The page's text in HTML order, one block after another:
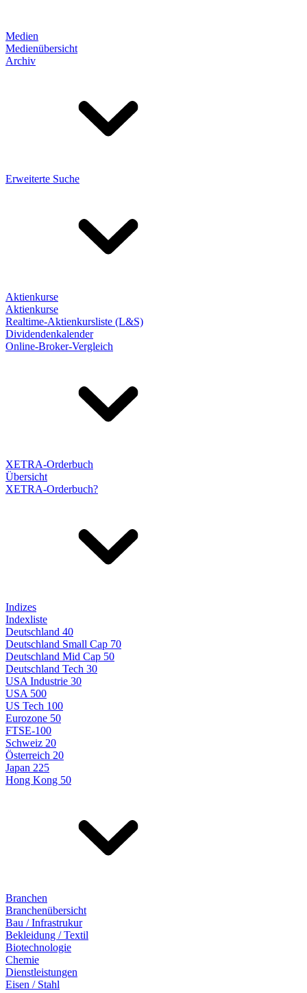
Medien
Medienübersicht
Archiv
Erweiterte Suche
Aktienkurse
Aktienkurse
Realtime-Aktienkursliste (L&S)
Dividendenkalender
Online-Broker-Vergleich
XETRA-Orderbuch
Übersicht
XETRA-Orderbuch?
Indizes
Indexliste
Deutschland 40
Deutschland Small Cap 70
Deutschland Mid Cap 50
Deutschland Tech 30
USA Industrie 30
USA 500
US Tech 100
Eurozone 50
FTSE-100
Schweiz 20
Österreich 20
Japan 225
Hong Kong 50
Branchen
Branchenübersicht
Bau / Infrastrukur
Bekleidung / Textil
Biotechnologie
Chemie
Dienstleistungen
Eisen / Stahl